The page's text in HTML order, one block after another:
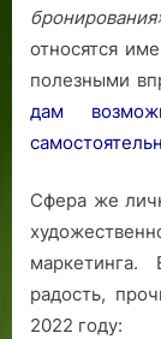
относятся
полезными
дам
Сфера же
радость,
2022 году: